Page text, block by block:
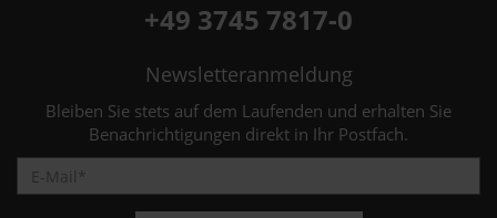
+49 3745 7817-0
Newsletteranmeldung
Bleiben Sie stets auf dem Laufenden und erhalten Sie
Benachrichtigungen direkt in Ihr Postfach.